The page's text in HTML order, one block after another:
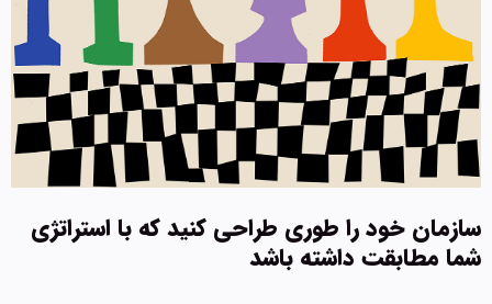
سازمان خود را طوری طراحی کنید که با استراتژی
شما مطابقت داشته باشد